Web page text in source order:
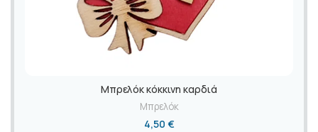
Mπρελόκ κόκκινη καρδιά
Μπρελόκ
4,50 €